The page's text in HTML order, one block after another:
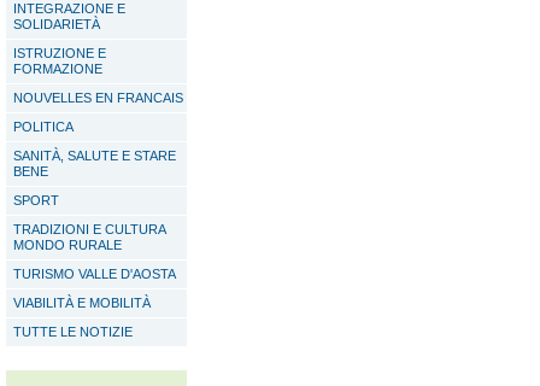
INTEGRAZIONE E
SOLIDARIETÀ
ISTRUZIONE E
FORMAZIONE
NOUVELLES EN FRANCAIS
POLITICA
SANITÀ, SALUTE E STARE
BENE
SPORT
TRADIZIONI E CULTURA
MONDO RURALE
TURISMO VALLE D'AOSTA
VIABILITÀ E MOBILITÀ
TUTTE LE NOTIZIE